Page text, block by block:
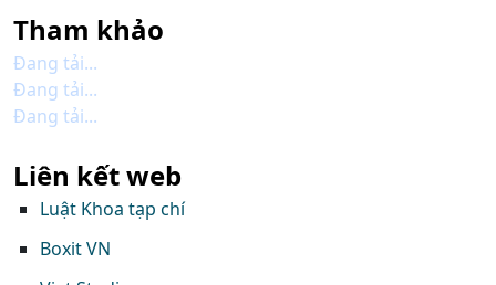
Tham khảo
Đang tải...
Đang tải...
Đang tải...
Liên kết web
Luật Khoa tạp chí
Boxit VN